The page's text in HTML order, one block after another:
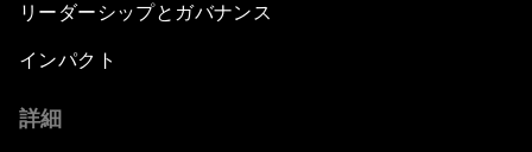
リーダーシップとガバナンス
インパクト
詳細